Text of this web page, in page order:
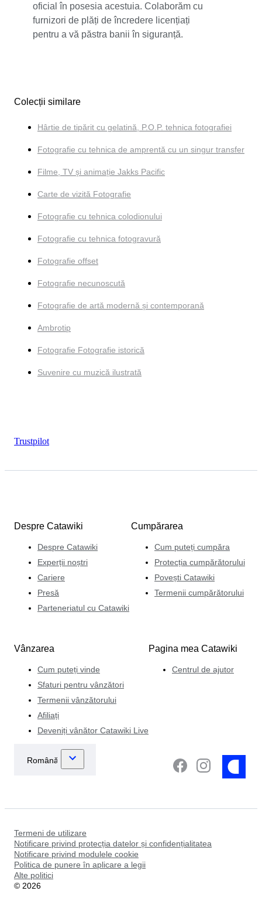
oficial în posesia acestuia. Colaborăm cu
furnizori de plăți de încredere licențiați
pentru a vă păstra banii în siguranță.
Colecții similare
Hârtie de tipărit cu gelatină, P.O.P. tehnica fotografiei
Fotografie cu tehnica de amprentă cu un singur transfer
Filme, TV și animație Jakks Pacific
Carte de vizită Fotografie
Fotografie cu tehnica colodionului
Fotografie cu tehnica fotogravură
Fotografie offset
Fotografie necunoscută
Fotografie de artă modernă și contemporană
Ambrotip
Fotografie Fotografie istorică
Suvenire cu muzică ilustrată
Trustpilot
Despre Catawiki
Despre Catawiki
Experții noștri
Cariere
Presă
Parteneriatul cu Catawiki
Cumpărarea
Cum puteți cumpăra
Protecția cumpărătorului
Povești Catawiki
Termenii cumpărătorului
Vânzarea
Cum puteți vinde
Sfaturi pentru vânzători
Termenii vânzătorului
Afiliați
Deveniți vânător Catawiki Live
Pagina mea Catawiki
Centrul de ajutor
Termeni de utilizare
Notificare privind protecția datelor și confidențialitatea
Notificare privind modulele cookie
Politica de punere în aplicare a legii
Alte politici
© 2026